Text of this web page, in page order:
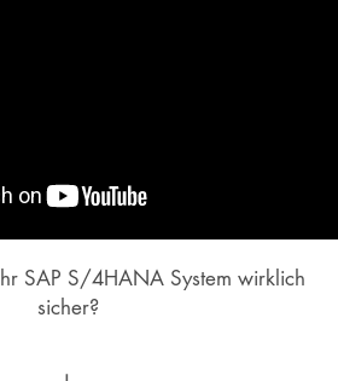
SAP S/4HANA System wirklich
sicher?